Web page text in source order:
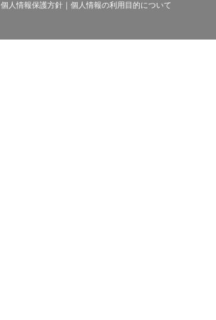
個人情報保護方針 ｜ 個人情報の利用目的について